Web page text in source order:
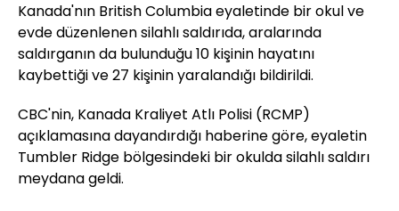
Kanada'nın British Columbia eyaletinde bir okul ve
evde düzenlenen silahlı saldırıda, aralarında
saldırganın da bulunduğu 10 kişinin hayatını
kaybettiği ve 27 kişinin yaralandığı bildirildi.
CBC'nin, Kanada Kraliyet Atlı Polisi (RCMP)
açıklamasına dayandırdığı haberine göre, eyaletin
Tumbler Ridge bölgesindeki bir okulda silahlı saldırı
meydana geldi.